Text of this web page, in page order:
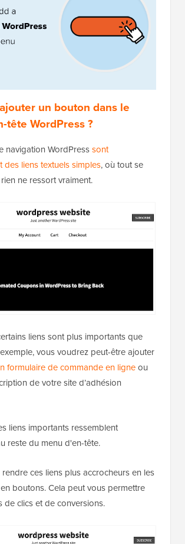
un bouton dans le
tête WordPress ?
navigation WordPresssont
des liens textuels simples, où tout se
ne ressort vraiment.
liens sont plus importants que
vous voudrez peut-être ajouter
formulaire de commande en ligneou
de votre site d’adhésion
liens importants ressemblent
reste du menu d'en-tête.
ces liens plus accrocheurs en les
boutons. Cela peut vous permettre
de clics et de conversions.